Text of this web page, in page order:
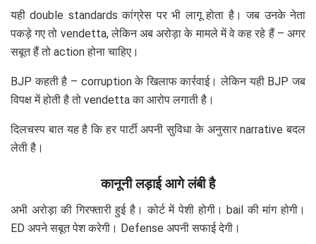
यही double standards कांग्रेस पर भी लागू होता है। जब उनके नेता
पकड़े गए तो vendetta, लेकिन अब अरोड़ा के मामले में वे कह रहे हैं – अगर
सबूत हैं तो action होना चाहिए।
BJP कहती है – corruption के खिलाफ कार्रवाई। लेकिन यही BJP जब
विपक्ष में होती है तो vendetta का आरोप लगाती है।
दिलचस्प बात यह है कि हर पार्टी अपनी सुविधा के अनुसार narrative बदल
लेती है।
कानूनी लड़ाई आगे लंबी है
अभी अरोड़ा की गिरफ्तारी हुई है। कोर्ट में पेशी होगी। bail की मांग होगी।
ED अपने सबूत पेश करेगी। Defense अपनी सफाई देगी।